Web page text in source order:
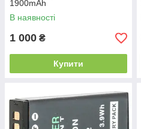
1900mAh
В наявності
1 000 ₴
Купити